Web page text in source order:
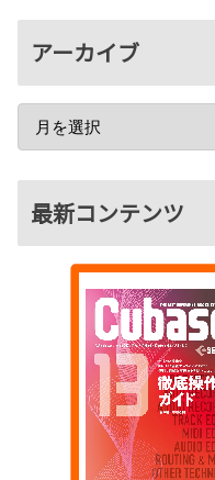
アーカイブ
最新コンテンツ